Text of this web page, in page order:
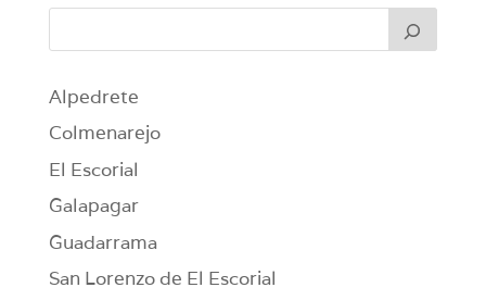
Alpedrete
Colmenarejo
El Escorial
Galapagar
Guadarrama
San Lorenzo de El Escorial